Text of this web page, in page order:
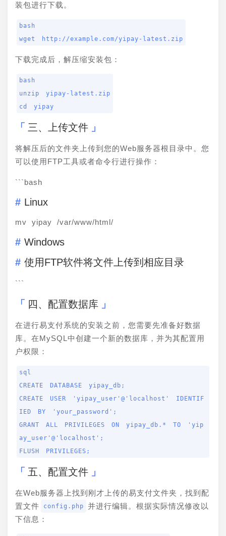
装包进行下载。
bash
wget http://example.com/yipay-latest.zip
下载完成后，解压缩安装包：
bash
unzip yipay-latest.zip
cd yipay
三、上传文件
将解压后的文件夹上传到您的Web服务器根目录中。您
可以使用FTP工具或者命令行进行操作：
```bash
Linux
mv yipay /var/www/html/
Windows
使用FTP软件将文件上传到相应目录
```
四、配置数据库
在进行易支付系统的安装之前，您需要先准备好数据
库。在MySQL中创建一个新的数据库，并为其配置用
户权限：
sql
CREATE DATABASE yipay_db;
CREATE USER 'yipay_user'@'localhost' IDENTIF
IED BY 'your_password';
GRANT ALL PRIVILEGES ON yipay_db.* TO 'yip
ay_user'@'localhost';
FLUSH PRIVILEGES;
五、配置文件
在Web服务器上找到刚才上传的易支付文件夹，找到配
置文件
config.php
并进行编辑。根据实际情况修改以
下信息：